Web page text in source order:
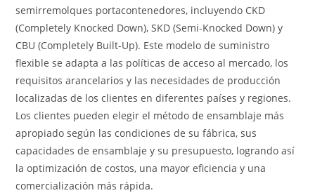
semirremolques portacontenedores, incluyendo CKD
(Completely Knocked Down), SKD (Semi-Knocked Down) y
CBU (Completely Built-Up). Este modelo de suministro
flexible se adapta a las políticas de acceso al mercado, los
requisitos arancelarios y las necesidades de producción
localizadas de los clientes en diferentes países y regiones.
Los clientes pueden elegir el método de ensamblaje más
apropiado según las condiciones de su fábrica, sus
capacidades de ensamblaje y su presupuesto, logrando así
la optimización de costos, una mayor eficiencia y una
comercialización más rápida.